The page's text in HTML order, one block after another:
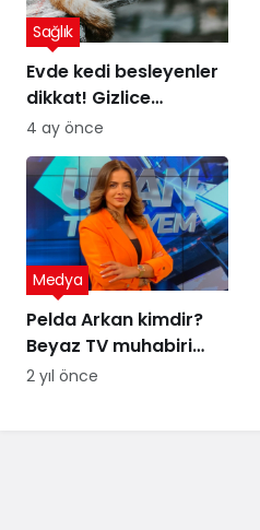
Evde kedi besleyenler
dikkat! Gizlice
yerleşen parazit,
görme kaybına yol
açıyor
Sağlık
4 ay önce
Pelda Arkan kimdir?
Beyaz TV muhabiri
Pelda Arkan kaç
Medya
2 yıl önce